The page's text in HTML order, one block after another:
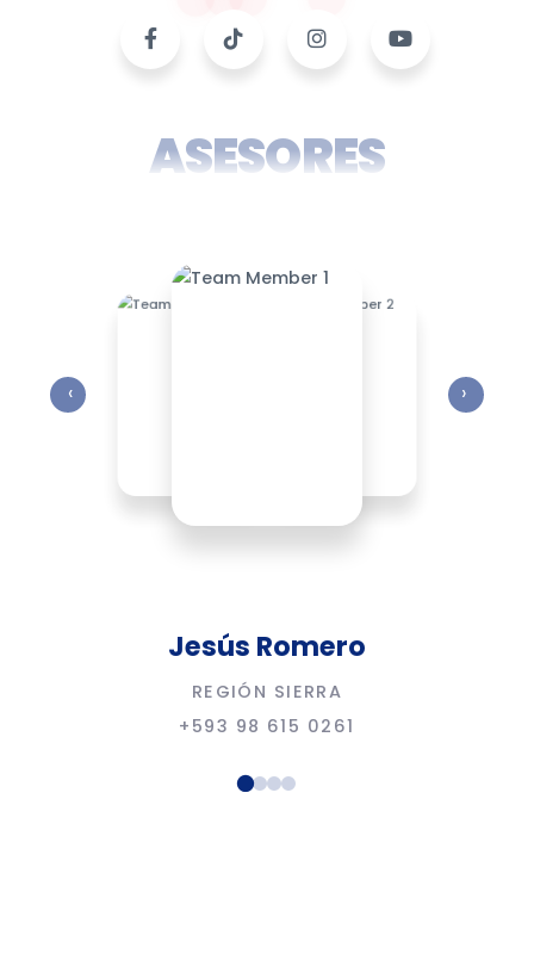
ASESORES
‹ ›
Jesús Romero
REGIÓN SIERRA
+593 98 615 0261